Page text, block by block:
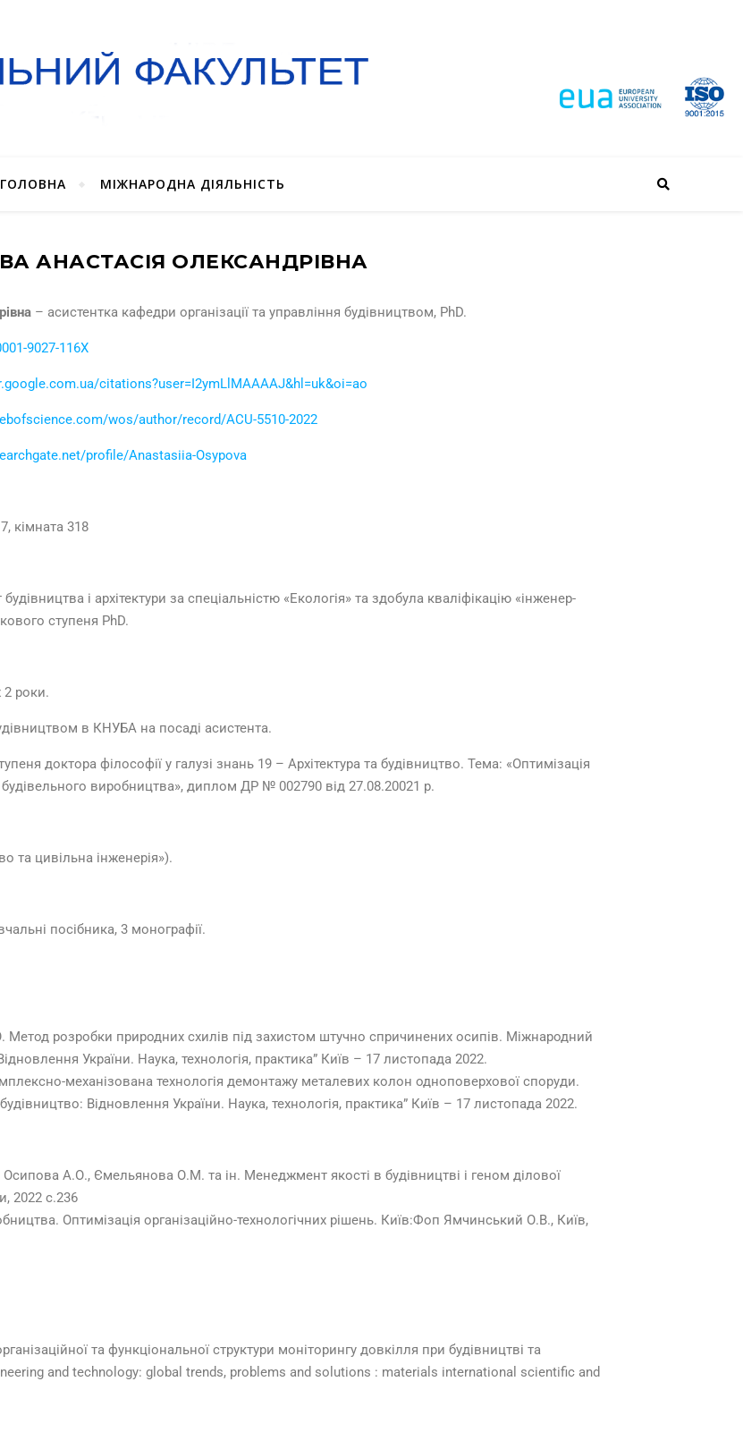
ГОЛОВНА МІЖНАРОДНА ДІЯЛЬНІСТЬ
АНАСТАСІЯ ОЛЕКСАНДРІВНА
– асистентка кафедри організації та управління будівництвом, PhD.
9027-116X
citations?user=I2ymLlMAAAAJ&hl=uk&oi=ao
wos/author/record/ACU-5510-2022
profile/Anastasiia-Osypova
кімната 318
і архітектури за спеціальністю «Екологія» та здобула кваліфікацію «інженер-
ступеня PhD.
2 роки.
в КНУБА на посаді асистента.
доктора філософії у галузі знань 19 – Архітектура та будівництво. Тема: «Оптимізація
будівельного виробництва», диплом ДР № 002790 від 27.08.20021 р.
та цивільна інженерія»).
посібника, 3 монографії.
розробки природних схилів під захистом штучно спричинених осипів. Міжнародний
України. Наука, технологія, практика” Київ – 17 листопада 2022.
механізована технологія демонтажу металевих колон одноповерхової споруди.
Відновлення України. Наука, технологія, практика” Київ – 17 листопада 2022.
А.О., Ємельянова О.М. та ін. Менеджмент якості в будівництві і геном ділової
2022 с.236
Оптимізація організаційно-технологічних рішень. Київ:Фоп Ямчинський О.В., Київ,
та функціональної структури моніторингу довкілля при будівництві та
and technology: global trends, problems and solutions : materials international scientific and